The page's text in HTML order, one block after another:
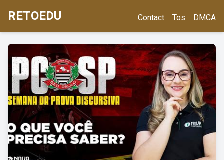
RETOEDU Contact Tos DMCA